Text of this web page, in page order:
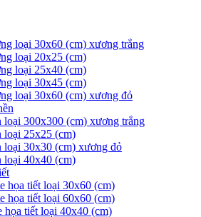
loại 30x60 (cm) xương trắng
loại 20x25 (cm)
loại 25x40 (cm)
loại 30x45 (cm)
loại 30x60 (cm) xương đỏ
loại 300x300 (cm) xương trắng
loại 25x25 (cm)
loại 30x30 (cm) xương đỏ
loại 40x40 (cm)
họa tiết loại 30x60 (cm)
họa tiết loại 60x60 (cm)
họa tiết loại 40x40 (cm)